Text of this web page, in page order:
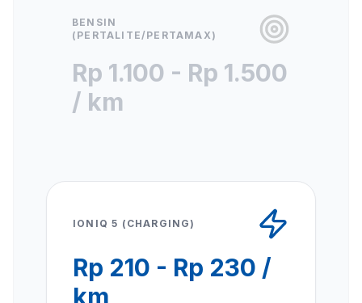
BENSIN
(PERTALITE/PERTAMAX)
Rp 1.100 - Rp 1.500
/ km
IONIQ 5 (CHARGING)
Rp 210 - Rp 230 /
km